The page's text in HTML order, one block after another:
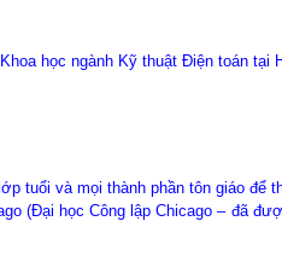
học ngành Kỹ thuật Điện toán tại
tuổi và mọi thành phần tôn giáo
(Đại học Công lập Chicago – đã